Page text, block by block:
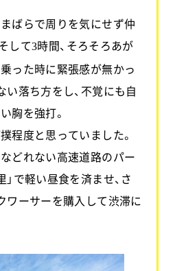
ばらで周りを気にせず仲
して3時間、そろそろあが
った時に緊張感が無かっ
い落ち方をし、不覚にも自
胸を強打。
程度と思っていました。
どれない高速道路のパー
で軽い昼食を済ませ、さ
ワーサーを購入して渋滞に